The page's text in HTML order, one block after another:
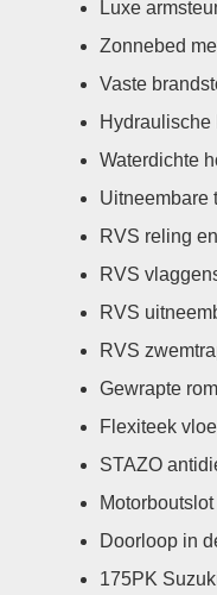
Luxe
Zonnebed
Vaste
Hydraulische
Waterdichte
Uitneembare
RVS reling
RVS
RVS
RVS
Gewrapte
Flexiteek
STAZO
Motorboutslot
Doorloop in
175PK